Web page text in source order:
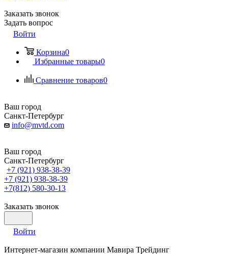
Заказать звонок
Задать вопрос
Войти
Корзина0
Избранные товары0
Сравнение товаров0
Ваш город
Санкт-Петербург
info@mvtd.com
Ваш город
Санкт-Петербург
+7 (921) 938-38-39
+7 (921) 938-38-39
+7(812) 580-30-13
Заказать звонок
Войти
Интернет-магазин компании Мавира Трейдинг